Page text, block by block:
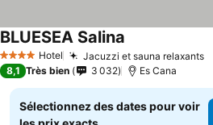
4 Étoiles Hotel Jacuzzi et sauna relaxants
BLUESEA Salina
8,1 Très bien 3 032 Es Cana
Sélectionnez des dates pour voir